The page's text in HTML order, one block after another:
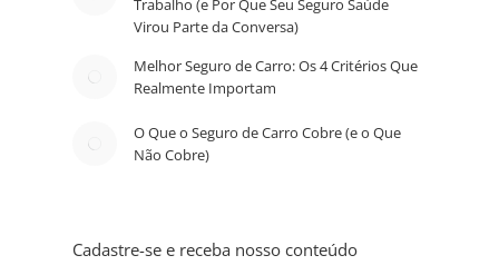
Trabalho (e Por Que Seu Seguro Saúde
Virou Parte da Conversa)
Melhor Seguro de Carro: Os 4 Critérios Que
Realmente Importam
O Que o Seguro de Carro Cobre (e o Que
Não Cobre)
Cadastre-se e receba nosso conteúdo